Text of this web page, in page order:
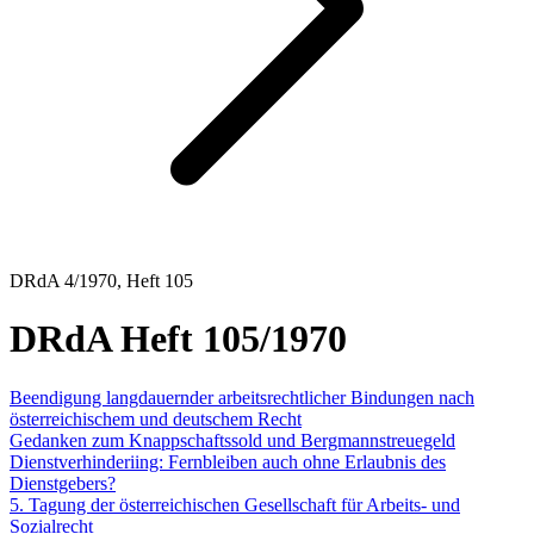
DRdA 4/1970, Heft 105
DRdA Heft 105/1970
Beendigung langdauernder arbeitsrechtlicher Bindungen nach
österreichischem und deutschem Recht
Gedanken zum Knappschaftssold und Bergmannstreuegeld
Dienstverhinderiing: Fernbleiben auch ohne Erlaubnis des
Dienstgebers?
5. Tagung der österreichischen Gesellschaft für Arbeits- und
Sozialrecht